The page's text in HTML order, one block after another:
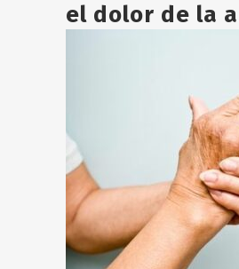
el dolor de la